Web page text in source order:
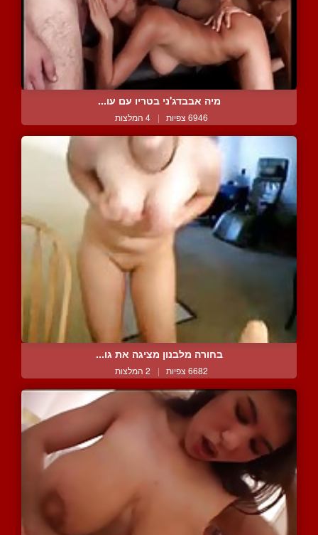
מיה אבבדג'ני בטריו עם עו...
6946 צפיות | 4 המלצות
בחורה מלבנון מציגה את גו...
6682 צפיות | 2 המלצות